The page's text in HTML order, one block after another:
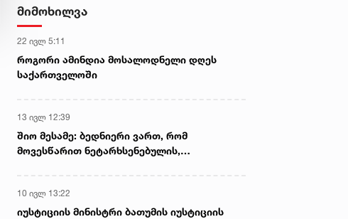
მიმოხილვა
22 ივლ 5:11
როგორი ამინდია მოსალოდნელი დღეს
საქართველოში
13 ივლ 12:39
შიო მესამე: ბედნიერი ვართ, რომ
მოვესწარით ნეტარხსენებულის,
10 ივლ 13:22
იუსტიციის მინისტრი ბათუმის იუსტიციის